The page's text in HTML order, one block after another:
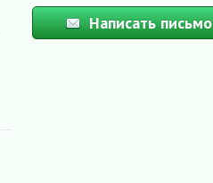
Написать письмо